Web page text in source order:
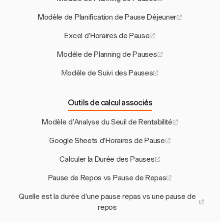
Modèle de Planification de Pause Déjeuner
Excel d'Horaires de Pause
Modèle de Planning de Pauses
Modèle de Suivi des Pauses
Outils de calcul associés
Modèle d'Analyse du Seuil de Rentabilité
Google Sheets d'Horaires de Pause
Calculer la Durée des Pauses
Pause de Repos vs Pause de Repas
Quelle est la durée d'une pause repas vs une pause de
repos